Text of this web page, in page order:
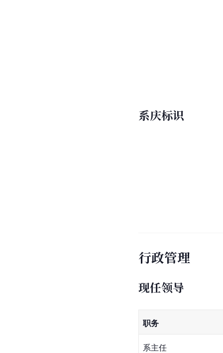
系庆标识
行政管理
现任领导
职务
系主任